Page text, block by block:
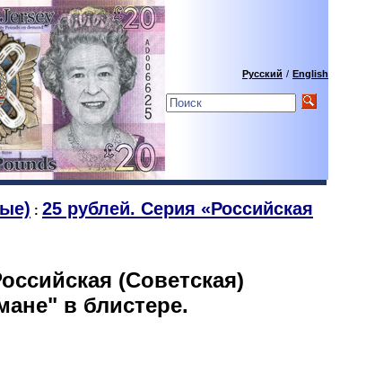
Русский / English
: 25 рублей. Серия «Российская
(Советская)
в блистере.